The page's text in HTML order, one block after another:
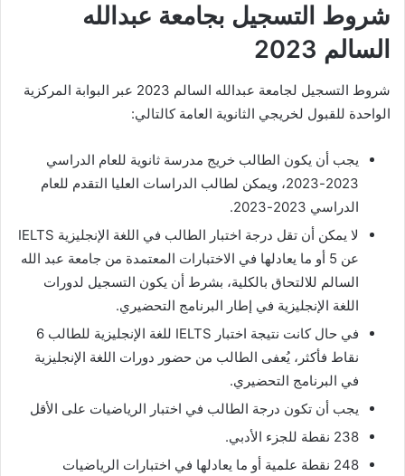
شروط التسجيل بجامعة عبدالله
السالم 2023
شروط التسجيل لجامعة عبدالله السالم 2023 عبر البوابة المركزية
الواحدة للقبول لخريجي الثانوية العامة كالتالي:
يجب أن يكون الطالب خريج مدرسة ثانوية للعام الدراسي
2023-2023، ويمكن لطالب الدراسات العليا التقدم للعام
الدراسي 2023-2023.
لا يمكن أن تقل درجة اختبار الطالب في اللغة الإنجليزية IELTS
عن 5 أو ما يعادلها في الاختبارات المعتمدة من جامعة عبد الله
السالم للالتحاق بالكلية، بشرط أن يكون التسجيل لدورات
اللغة الإنجليزية في إطار البرنامج التحضيري.
في حال كانت نتيجة اختبار IELTS للغة الإنجليزية للطالب 6
نقاط فأكثر، يُعفى الطالب من حضور دورات اللغة الإنجليزية
في البرنامج التحضيري.
يجب أن تكون درجة الطالب في اختبار الرياضيات على الأقل
238 نقطة للجزء الأدبي.
248 نقطة علمية أو ما يعادلها في اختبارات الرياضيات